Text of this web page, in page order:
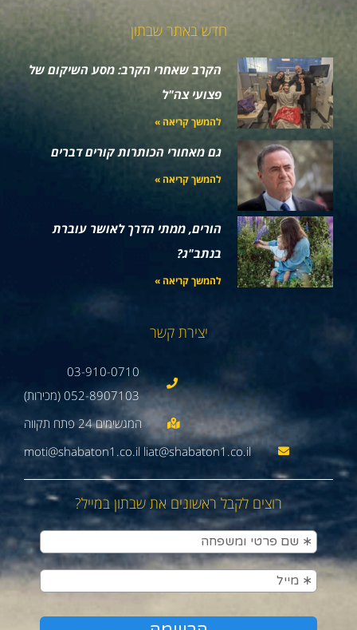
חדש באתר שבתון
הקרב שאחרי הקרב: מסע השיקום של
פצועי צה"ל
להמשך קריאה »
גם מאחורי הכותרות קורים דברים
להמשך קריאה »
הורים, ממתי הדרך לאושר עוברת
בנתב"ג?
להמשך קריאה »
יצירת קשר
03-910-0710
052-8907103 (מכירות)
moti@shabaton1.co.il liat@shabaton1.co.il
רוצים לקבל ראשונים את שבתון במייל?